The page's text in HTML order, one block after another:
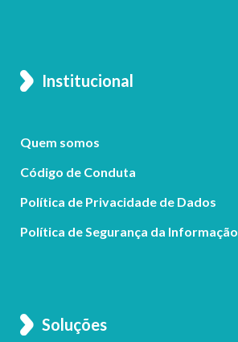
Institucional
Quem somos
Código de Conduta
Política de Privacidade de Dados
Política de Segurança da Informação
Soluções